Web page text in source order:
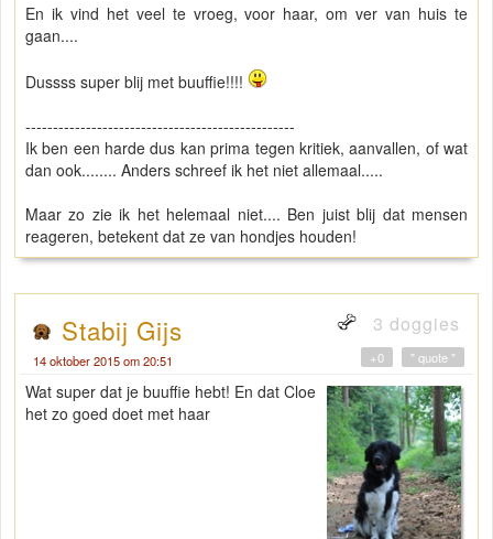
En ik vind het veel te vroeg, voor haar, om ver van huis te
gaan....
Dussss super blij met buuffie!!!!
-------------------------------------------------
Ik ben een harde dus kan prima tegen kritiek, aanvallen, of wat
dan ook........ Anders schreef ik het niet allemaal.....
Maar zo zie ik het helemaal niet.... Ben juist blij dat mensen
reageren, betekent dat ze van hondjes houden!
Stabij Gijs 3 doggies
14 oktober 2015 om 20:51 " quote "
+0
Wat super dat je buuffie hebt! En dat Cloe
het zo goed doet met haar